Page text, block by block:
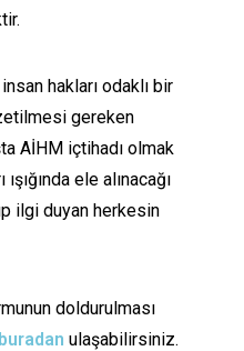
hakları odaklı bir
gereken
AİHM içtihadı olmak
ele alınacağı
ilgi duyan herkesin
doldurulması
buradan ulaşabilirsiniz.